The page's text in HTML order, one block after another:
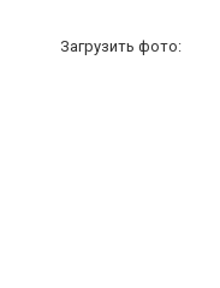
Загрузить фото: